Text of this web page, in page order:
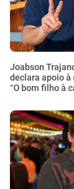
Joabson
declara apoio
“O bom filho à